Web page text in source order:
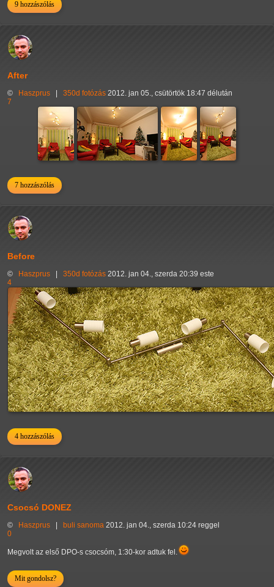
9 hozzászólás
After
© Haszprus 350d fotózás 2012. jan 05., csütörtök 18:47 délután
7
7 hozzászólás
Before
© Haszprus 350d fotózás 2012. jan 04., szerda 20:39 este
4
4 hozzászólás
Csocsó DONEZ
© Haszprus buli sanoma 2012. jan 04., szerda 10:24 reggel
0
Megvolt az első DPO-s csocsóm, 1:30-kor adtuk fel.
Mit gondolsz?